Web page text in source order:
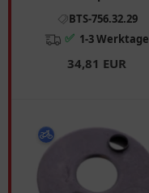
BTS-756.32.29
✅ 1-3 Werktage
34,81 EUR